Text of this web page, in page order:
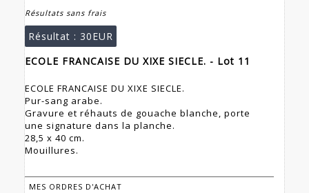
Résultats sans frais
Résultat : 30EUR
ECOLE FRANCAISE DU XIXE SIECLE. - Lot 11
ECOLE FRANCAISE DU XIXE SIECLE.
Pur-sang arabe.
Gravure et réhauts de gouache blanche, porte
une signature dans la planche.
28,5 x 40 cm.
Mouillures.
MES ORDRES D'ACHAT